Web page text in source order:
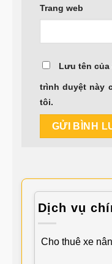
Trang web
Lưu tên của
trình duyệt này
tôi.
Dịch vụ
Cho thuê xe